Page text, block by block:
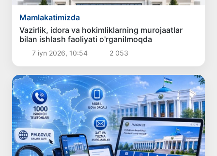
Mamlakatimizda
Vazirlik, idora va hokimliklarning murojaatlar
bilan ishlash faoliyati o'rganilmoqda
7 iyn 2026, 10:54 2 053